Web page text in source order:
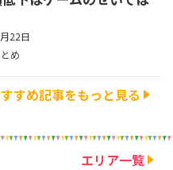
22日
め
すめ記事をもっと見る
エリア一覧